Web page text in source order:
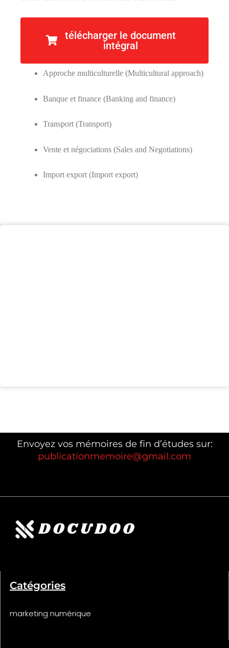
Commerce international (International trade)
Approche multiculturelle (Multicultural approach)
Banque et finance (Banking and finance)
Transport (Transport)
Vente et négociations (Sales and Negotiations)
Import export (Import export)
télécharger le document
intégral
Envoyez vos mémoires de fin d’études sur:
publicationmemoire@gmail.com
Catégories
marketing numérique